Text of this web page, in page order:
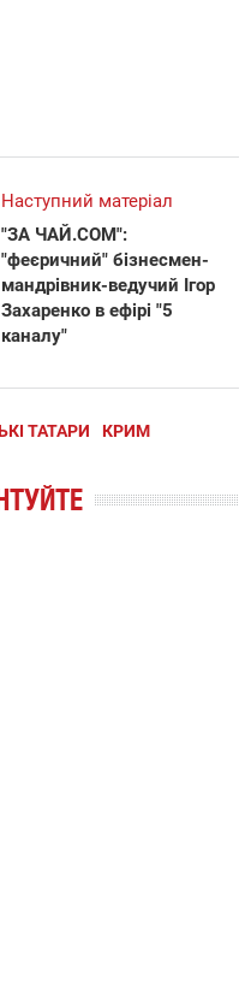
Наступний матеріал
"ЗА ЧАЙ.COM":
"феєричний" бізнесмен-
мандрівник-ведучий Ігор
Захаренко в ефірі "5
каналу"
ТАТАРИ КРИМ